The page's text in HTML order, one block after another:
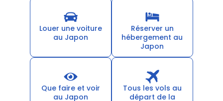
Louer une voiture
au Japon
Réserver un
hébergement au
Japon
Que faire et voir
au Japon
Tous les vols au
départ de la